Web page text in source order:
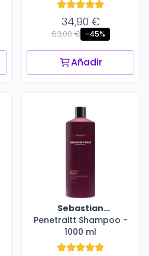
34,90 €
63,00 € -45%
Añadir
Sebastian
Professional
Penetraitt Shampoo -
1000 ml